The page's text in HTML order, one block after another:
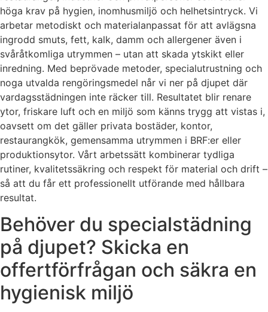
höga krav på hygien, inomhusmiljö och helhetsintryck. Vi
arbetar metodiskt och materialanpassat för att avlägsna
ingrodd smuts, fett, kalk, damm och allergener även i
svåråtkomliga utrymmen – utan att skada ytskikt eller
inredning. Med beprövade metoder, specialutrustning och
noga utvalda rengöringsmedel når vi ner på djupet där
vardagsstädningen inte räcker till. Resultatet blir renare
ytor, friskare luft och en miljö som känns trygg att vistas i,
oavsett om det gäller privata bostäder, kontor,
restaurangkök, gemensamma utrymmen i BRF:er eller
produktionsytor. Vårt arbetssätt kombinerar tydliga
rutiner, kvalitetssäkring och respekt för material och drift –
så att du får ett professionellt utförande med hållbara
resultat.
Behöver du specialstädning
på djupet? Skicka en
offertförfrågan och säkra en
hygienisk miljö